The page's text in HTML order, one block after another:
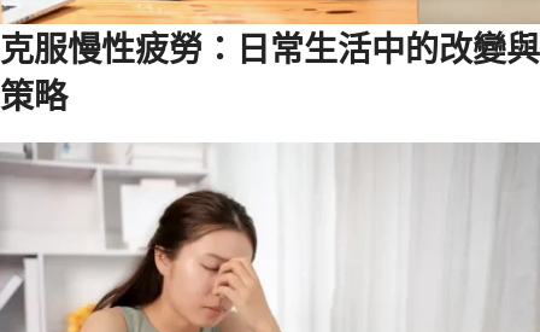
克服慢性疲勞：日常生活中的改變與
策略